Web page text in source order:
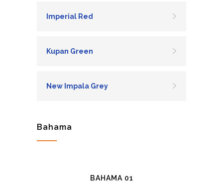
Imperial Red
Kupan Green
New Impala Grey
Bahama
BAHAMA 01